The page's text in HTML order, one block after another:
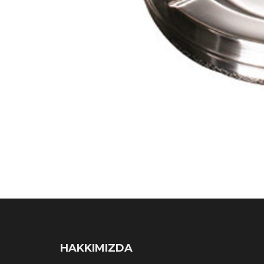
HAKKIMIZDA